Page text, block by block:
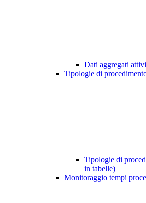
Dati aggregati
Tipologie di
Tipologie di
in tabelle)
Monitoraggio tempi